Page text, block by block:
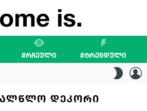
#ᲠᲩᲔᲣᲚᲘ #ᲢᲠᲔᲜᲓᲣᲚᲘ
SKIN
ᲓᲔᲙᲝᲠᲘ